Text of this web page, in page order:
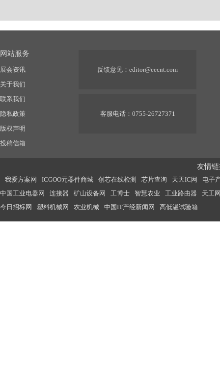
网站服务
展会资讯
关于我们
联系我们
隐私政策
版权声明
投稿信箱
反馈意见： editor@eecnt.com
客服电话：0755-26727371
友情
我爱方案网 ICGOO元器件商城 创芯在线检测 芯片查询 天天IC网
电子
中国工业电器网
连接器 矿山设备网 工博士 智慧农业 工业路由器
天工
今日招标网
塑料机械网 农业机械 中国IT产经新闻网 高低温试验箱